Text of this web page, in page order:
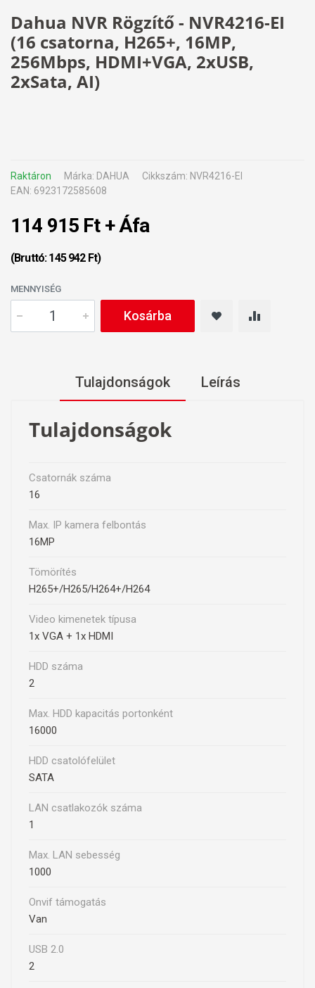
Dahua NVR Rögzítő - NVR4216-EI
(16 csatorna, H265+, 16MP,
256Mbps, HDMI+VGA, 2xUSB,
2xSata, AI)
Raktáron Márka: DAHUA
Cikkszám: NVR4216-EI
EAN: 6923172585608
114 915 Ft + Áfa
(Bruttó: 145 942 Ft)
MENNYISÉG
Kosárba
Tulajdonságok Leírás
Tulajdonságok
Csatornák száma
16
Max. IP kamera felbontás
16MP
Tömörítés
H265+/H265/H264+/H264
Video kimenetek típusa
1x VGA + 1x HDMI
HDD száma
2
Max. HDD kapacitás portonként
16000
HDD csatolófelület
SATA
LAN csatlakozók száma
1
Max. LAN sebesség
1000
Onvif támogatás
Van
USB 2.0
2